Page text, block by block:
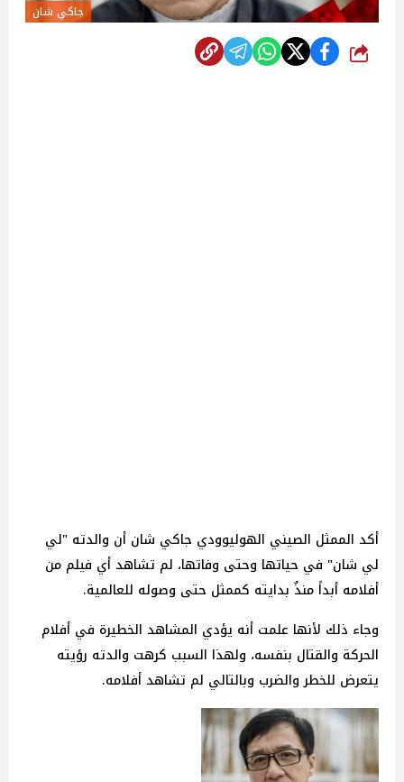
جاكي شان
شارك
أكد الممثل الصيني الهوليوودي جاكي شان أن والدته "لي
لي شان" في حياتها وحتى وفاتها، لم تشاهد أي فيلم من
أفلامه أبداً منذٌ بدايته كممثل حتى وصوله للعالمية.
وجاء ذلك لأنها علمت أنه يؤدي المشاهد الخطيرة في أفلام
الحركة والقتال بنفسه، ولهذا السبب كرهت والدته رؤيته
يتعرض للخطر والضرب وبالتالي لم تشاهد أفلامه.